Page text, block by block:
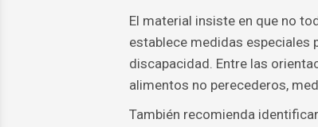
El material insiste en que no
establece medidas especiales
discapacidad. Entre las
alimentos no perecederos,
También recomienda